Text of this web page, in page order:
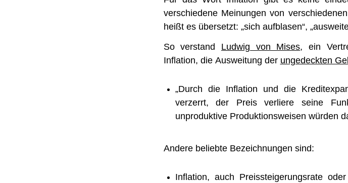
verschiedene Meinungen von
heißt es übersetzt: „sich aufblasen“,
So verstand Ludwig von Mises, ein
Inflation, die Ausweitung der ungedeckten
„Durch die Inflation und die
verzerrt, der Preis verliere seine
unproduktive Produktionsweisen würden
Andere beliebte Bezeichnungen sind:
Inflation, auch Preissteigerungsrate